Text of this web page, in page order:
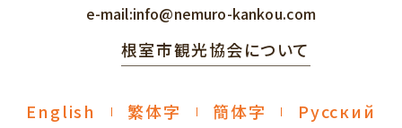
e-mail:info@nemuro-kankou.com
根室市観光協会について
English 繁体字 簡体字 Русский